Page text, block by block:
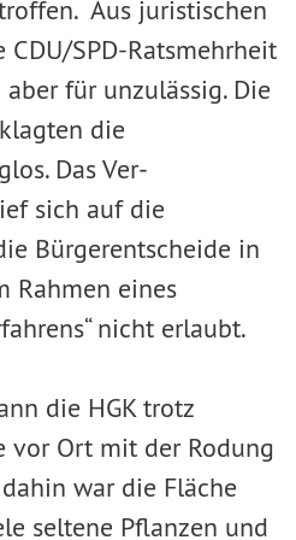
Aus juristischen
SPD-Ratsmehrheit
für unzulässig. Die
die
Das Ver­
sich auf die
Bürgerentscheide in
Rahmen eines
nicht erlaubt.
die HGK trotz
vor Ort mit der Rodung
war die Fläche
seltene Pflanzen und